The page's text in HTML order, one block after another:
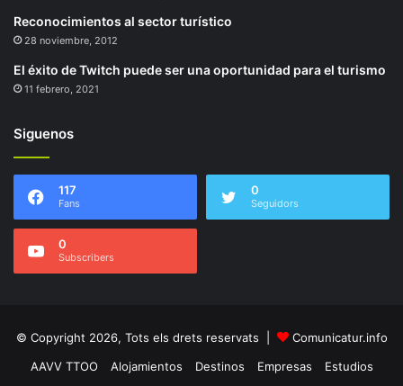
Reconocimientos al sector turístico
28 noviembre, 2012
El éxito de Twitch puede ser una oportunidad para el turismo
11 febrero, 2021
Siguenos
117
Fans
0
Seguidors
0
Subscribers
© Copyright 2026, Tots els drets reservats |
Comunicatur.info
AAVV TTOO
Alojamientos Destinos Empresas Estudios